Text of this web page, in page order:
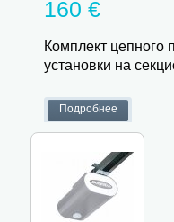
160 €
Комплект цепного
установки на